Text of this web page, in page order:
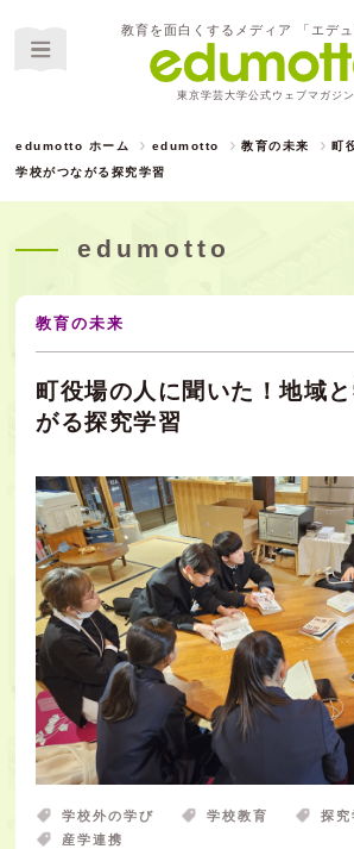
教育を面白くするメディア 「エデュ
東京学芸大学公式ウェブマガジン
edumotto ホーム edumotto 教育の未来
町
学校がつながる探究学習
edumotto
教育の未来
町役場の人に聞いた！地域
がる探究学習
学校外の学び 学校教育
探究
産学連携